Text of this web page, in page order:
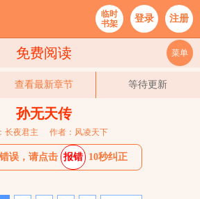
临时
书架
登录 注册
免费阅读 菜单
查看最新章节 等待更新
孙无天传
长夜君主 作者：风凌天下
误，请点击 报错 10秒纠正